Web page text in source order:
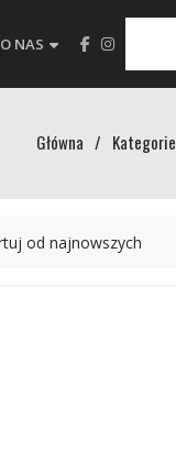
O NAS
Główna / Kategorie